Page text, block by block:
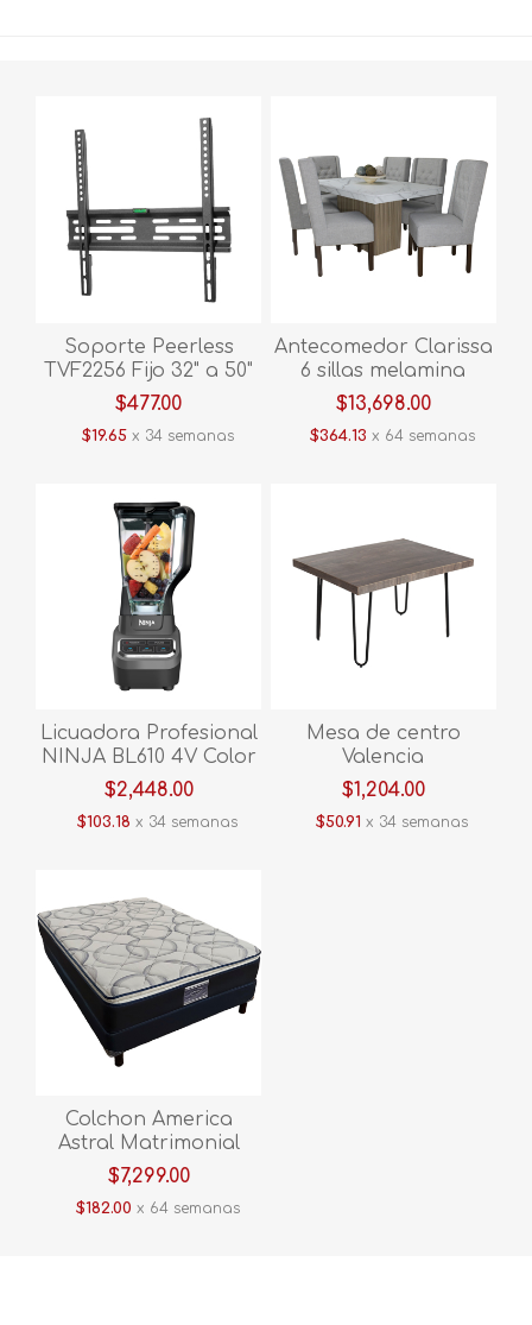
Soporte Peerless
TVF2256 Fijo 32" a 50"
$477.00
$19.65x 34 semanas
Antecomedor Clarissa
6 sillas melamina
mármol gris
$13,698.00
$364.13 x 64 semanas
Licuadora Profesional
NINJA BL610 4V Color
Negro V/E.
$2,448.00
$103.18 x 34 semanas
Mesa de centro
Valencia
negro/madera
$1,204.00
$50.91 x 34 semanas
Colchon America
Astral Matrimonial
$7,299.00
$182.00 x 64 semanas